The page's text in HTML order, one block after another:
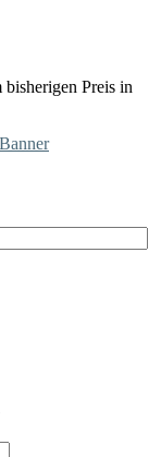
bisherigen Preis in